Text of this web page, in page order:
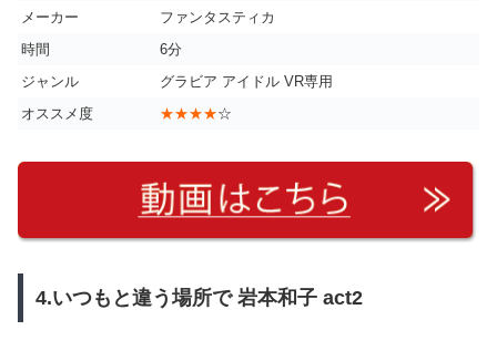
メーカー
ファンタスティカ
時間
6分
ジャンル
グラビア アイドル VR専用
オススメ度
★★★★☆
4.いつもと違う場所で 岩本和子 act2